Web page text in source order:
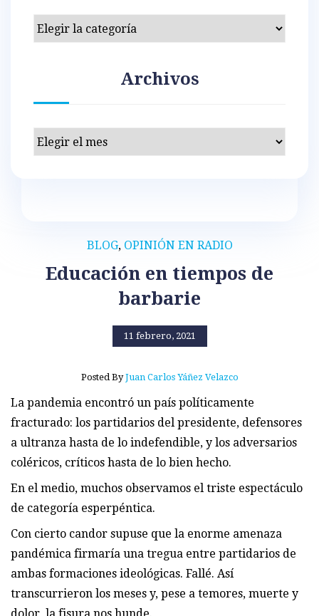
BLOG, OPINIÓN EN RADIO
Educación en tiempos de
barbarie
11 febrero, 2021
Posted ByJuan Carlos Yáñez Velazco
La pandemia encontró un país políticamente
fracturado: los partidarios del presidente, defensores
a ultranza hasta de lo indefendible, y los adversarios
coléricos, críticos hasta de lo bien hecho.
En el medio, muchos observamos el triste espectáculo
de categoría esperpéntica.
Con cierto candor supuse que la enorme amenaza
pandémica firmaría una tregua entre partidarios de
ambas formaciones ideológicas. Fallé. Así
transcurrieron los meses y, pese a temores, muerte y
Categorías
Archivos
Archivos